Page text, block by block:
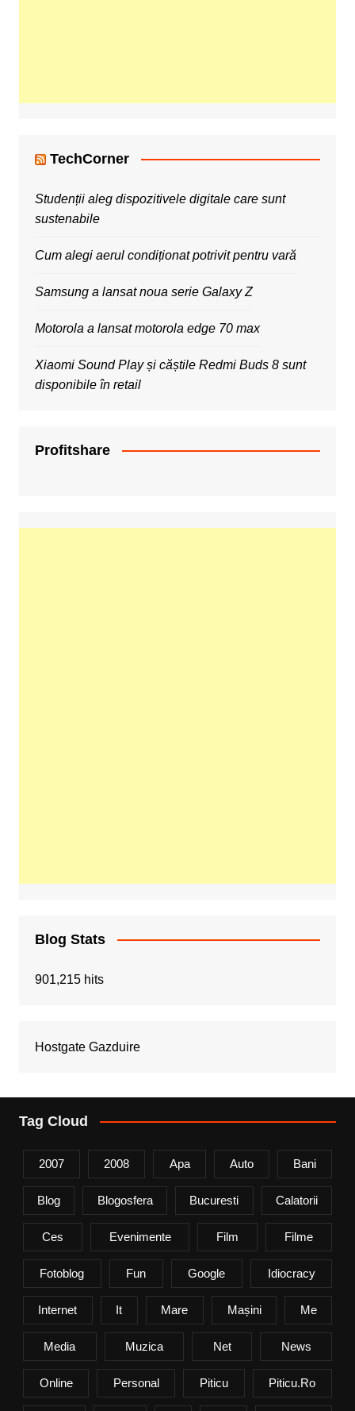
TechCorner
Studenții aleg dispozitivele digitale care sunt
sustenabile
Cum alegi aerul condiționat potrivit pentru vară
Samsung a lansat noua serie Galaxy Z
Motorola a lansat motorola edge 70 max
Xiaomi Sound Play și căștile Redmi Buds 8 sunt
disponibile în retail
Profitshare
Blog Stats
901,215 hits
Hostgate Gazduire
Tag Cloud
2007 2008 Apa Auto Bani
Blog Blogosfera Bucuresti Calatorii
Ces Evenimente Film Filme
Fotoblog Fun Google Idiocracy
Internet It Mare Mașini Me
Media Muzica Net News
Online Personal Piticu Piticu.ro